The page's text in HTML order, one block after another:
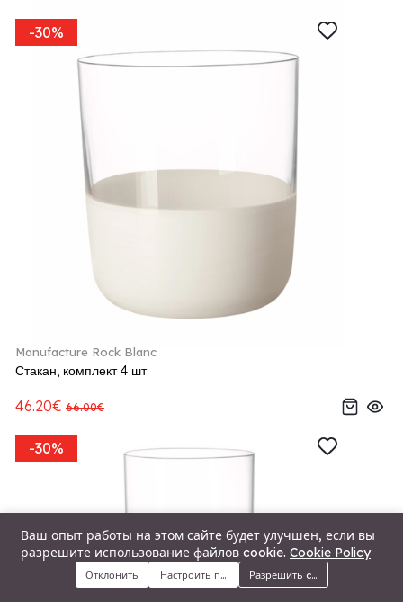
Меню Категории Поиск Корзина
-30%
Manufacture Rock Blanc
Стакан, комплект 4 шт.
46.20€ 66.00€
-30%
Ваш опыт работы на этом сайте будет улучшен, если вы
разрешите использование файлов cookie. Cookie Policy
Отклонить Настроить предпочтенияРазрешить cookie